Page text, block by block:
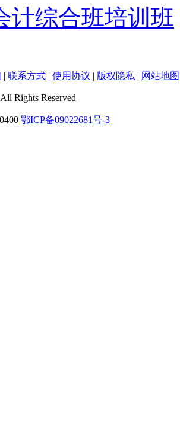
计综合班培训班
| 联系方式 | 使用协议 | 版权隐私 | 网站地图
All Rights Reserved
鄂ICP备09022681号-3